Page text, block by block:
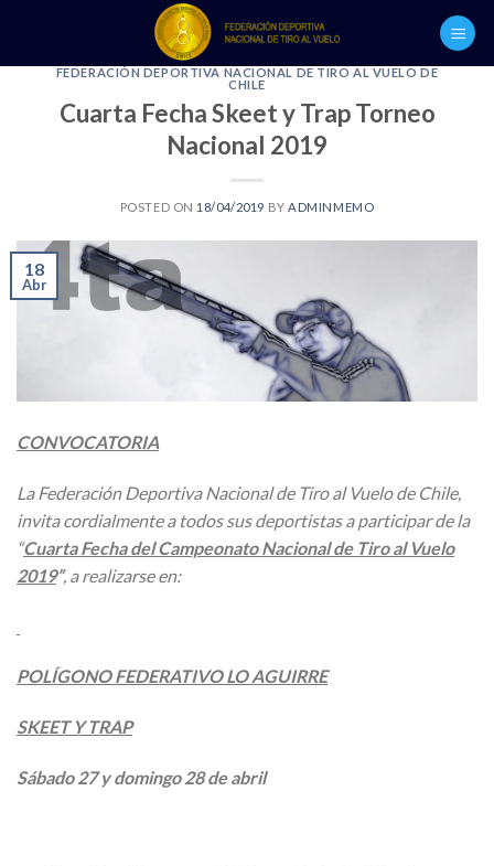
contentFEDERACIÓN DEPORTIVA NACIONAL DE TIRO AL VUELO DE
CHILE
Cuarta Fecha Skeet y Trap Torneo
Nacional 2019
POSTED ON 18/04/2019 BY ADMINMEMO
18
Abr
CONVOCATORIA
La Federación Deportiva Nacional de Tiro al Vuelo de Chile,
invita cordialmente a todos sus deportistas a participar de la
“Cuarta Fecha del Campeonato Nacional de Tiro al Vuelo
2019”, a realizarse en:
POLÍGONO FEDERATIVO LO AGUIRRE
SKEET Y TRAP
Sábado 27 y domingo 28 de abril